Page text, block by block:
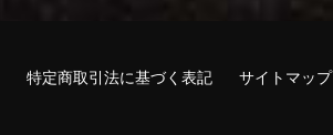
特定商取引法に基づく表記 サイトマップ